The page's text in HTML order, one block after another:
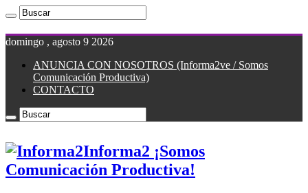
domingo , agosto 9 2026
ANUNCIA CON NOSOTROS (Informa2ve / Somos
Comunicación Productiva)
CONTACTO
Informa2 ¡Somos
Comunicación Productiva!